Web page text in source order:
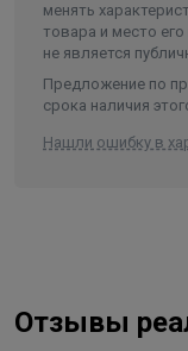
менять
товара и место
не является
Предложение по
срока наличия
Нашли ошибку в
Отзывы